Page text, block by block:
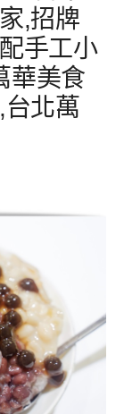
,招牌
手工小
華美食
北萬